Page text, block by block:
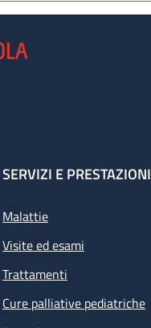
SERVIZI E PRESTAZIONI
Malattie
Visite ed esami
Trattamenti
Cure palliative pediatriche